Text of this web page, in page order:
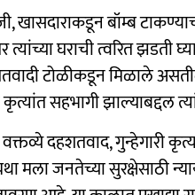
खासदाराकडून बॉम्ब
घराची त्वरित झडती
टोळीकडून मिळाले असतील
कृत्यांत सहभागी
वक्तव्ये दहशतवाद, गुन्हेगारी
मला जनतेच्या सुरक्षेसाठी